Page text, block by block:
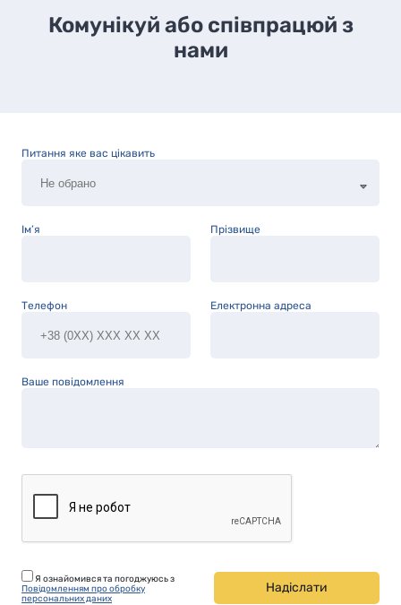
Комунікуй або співпрацюй з
нами
Питання яке вас цікавить
Ім’я Прізвище
Телефон Електронна адреса
Ваше повідомлення
Я ознайомився та погоджуюсь з
Повідомленням про обробку
персональних даних
Надіслати